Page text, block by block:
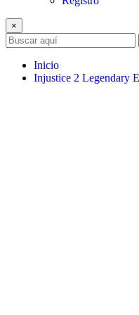
×
Inicio
Injustice 2 Legendary